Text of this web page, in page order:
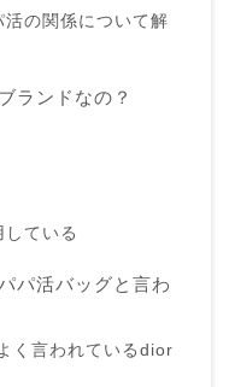
の関係について解
ランドなの？
ている
パ活バッグと言わ
く言われているdior